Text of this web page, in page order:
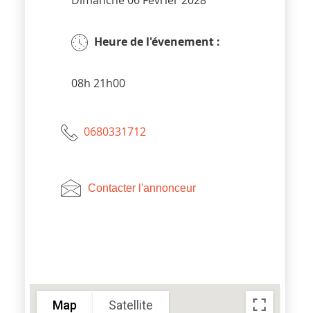
Heure de l'évenement :
08h 21h00
0680331712
Contacter l'annonceur
Map Satellite